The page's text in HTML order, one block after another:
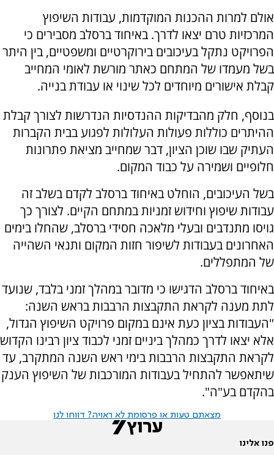
אולם למרות ההכנות המוקדמות, עבודות השיפוץ
המרכזיות טרם יצאו לדרך. באיחוד ברסלב מסבירים כי
הפרויקט נתקל בעיכובים בירוקרטיים ומשפטיים, בין היתר
בשל מעמדו של המתחם כאתר מורשת לאומי המחייב
קבלת אישורים מיוחדים לכל שינוי או עבודת בנייה.
בנוסף, חלק מהבדיקות ההנדסיות הנדרשות לצורך קבלת
ההיתרים כוללות פעולות העלולות לפגוע בבית הקברות
העתיק שבו שוכן הציון, דבר שמחייב מציאת פתרונות
חלופיים ושמירה על כבוד המקום.
בשל העיכובים, הוחלט באיחוד ברסלב לקדם בשלב זה
עבודות שיפוץ וחידוש זמניות במתחם הקיים. לצורך כך
גויסו מתנדבים ובעלי מלאכה חסידי ברסלב, שהחלו בימים
האחרונים בעבודות לשיפור חזות המקום ותנאי השהייה
של המתפללים.
באיחוד ברסלב הדגישו כי מדובר במהלך זמני בלבד, שנועד
לתת מענה לקראת התקבצות הרבבות בראש השנה:
"העבודות בציון כעת אינם במקום פרויקט השיפוץ הגדול,
אלא יצאו לדרך כמהלך ביניים זמני לכבוד ציון רבינו הקדוש
לקראת התקבצות הרבבות בימי ראש השנה המתקרב, עד
שיתאפשר להתחיל בעבודות המורכבות של השיפוץ הענק
בהקדם בע"ה".
מצאתם טעות או פרסומת לא ראויה? דווחו לנו
פנו אלינו